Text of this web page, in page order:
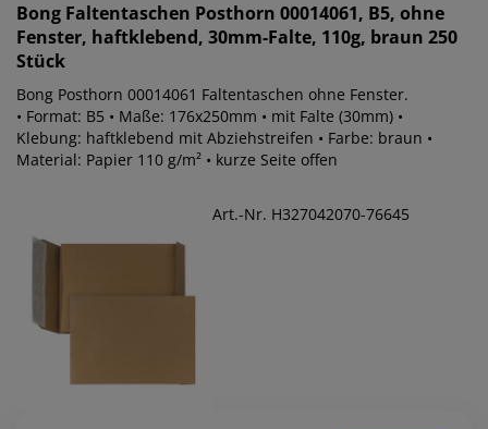
Bong Faltentaschen Posthorn 00014061, B5, ohne
Fenster, haftklebend, 30mm-Falte, 110g, braun 250
Stück
Bong Posthorn 00014061 Faltentaschen ohne Fenster.
• Format: B5 • Maße: 176x250mm • mit Falte (30mm) •
Klebung: haftklebend mit Abziehstreifen • Farbe: braun •
Material: Papier 110 g/m² • kurze Seite offen
Art.-Nr. H327042070-76645